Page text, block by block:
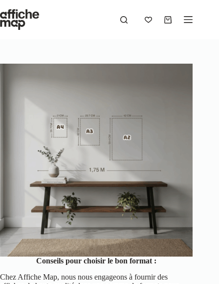
Conseils pour choisir le bon format :
Chez Affiche Map, nous nous engageons à fournir des